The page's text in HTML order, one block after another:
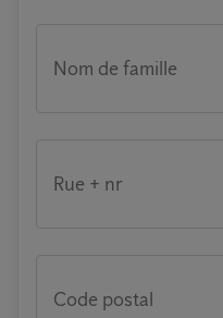
Nom de famille
Rue + nr
Code postal